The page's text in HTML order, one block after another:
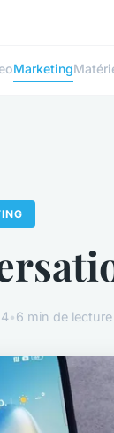
Marketing
•6 min de lecture